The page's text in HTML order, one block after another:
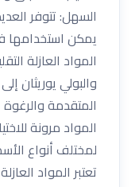
السهل: تتوفر
يمكن استخدامها
المواد العازلة
والبولي يوريثان
المتقدمة
المواد مرونة
لمختلف أنواع
تعتبر المواد